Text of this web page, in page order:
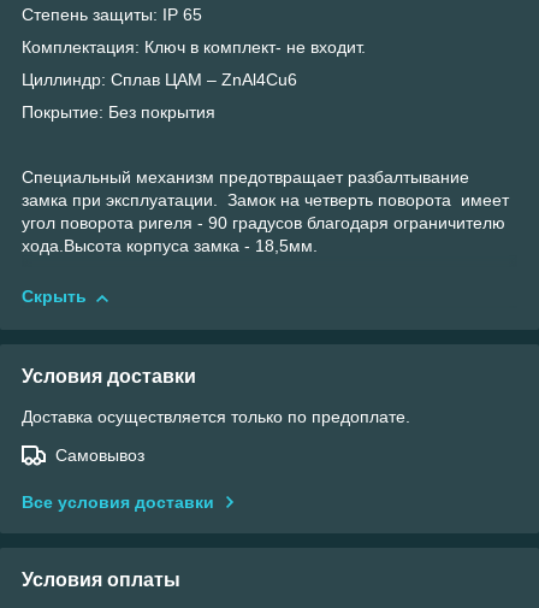
Степень защиты: IP 65
Комплектация: Ключ в комплект- не входит.
Циллиндр: Сплав ЦАМ – ZnAl4Cu6
Покрытие: Без покрытия
Специальный механизм предотвращает разбалтывание
замка при эксплуатации. Замок на четверть поворота имеет
угол поворота ригеля - 90 градусов благодаря ограничителю
хода.Высота корпуса замка - 18,5мм.
Скрыть
Условия доставки
Доставка осуществляется только по предоплате.
Самовывоз
Все условия доставки
Условия оплаты